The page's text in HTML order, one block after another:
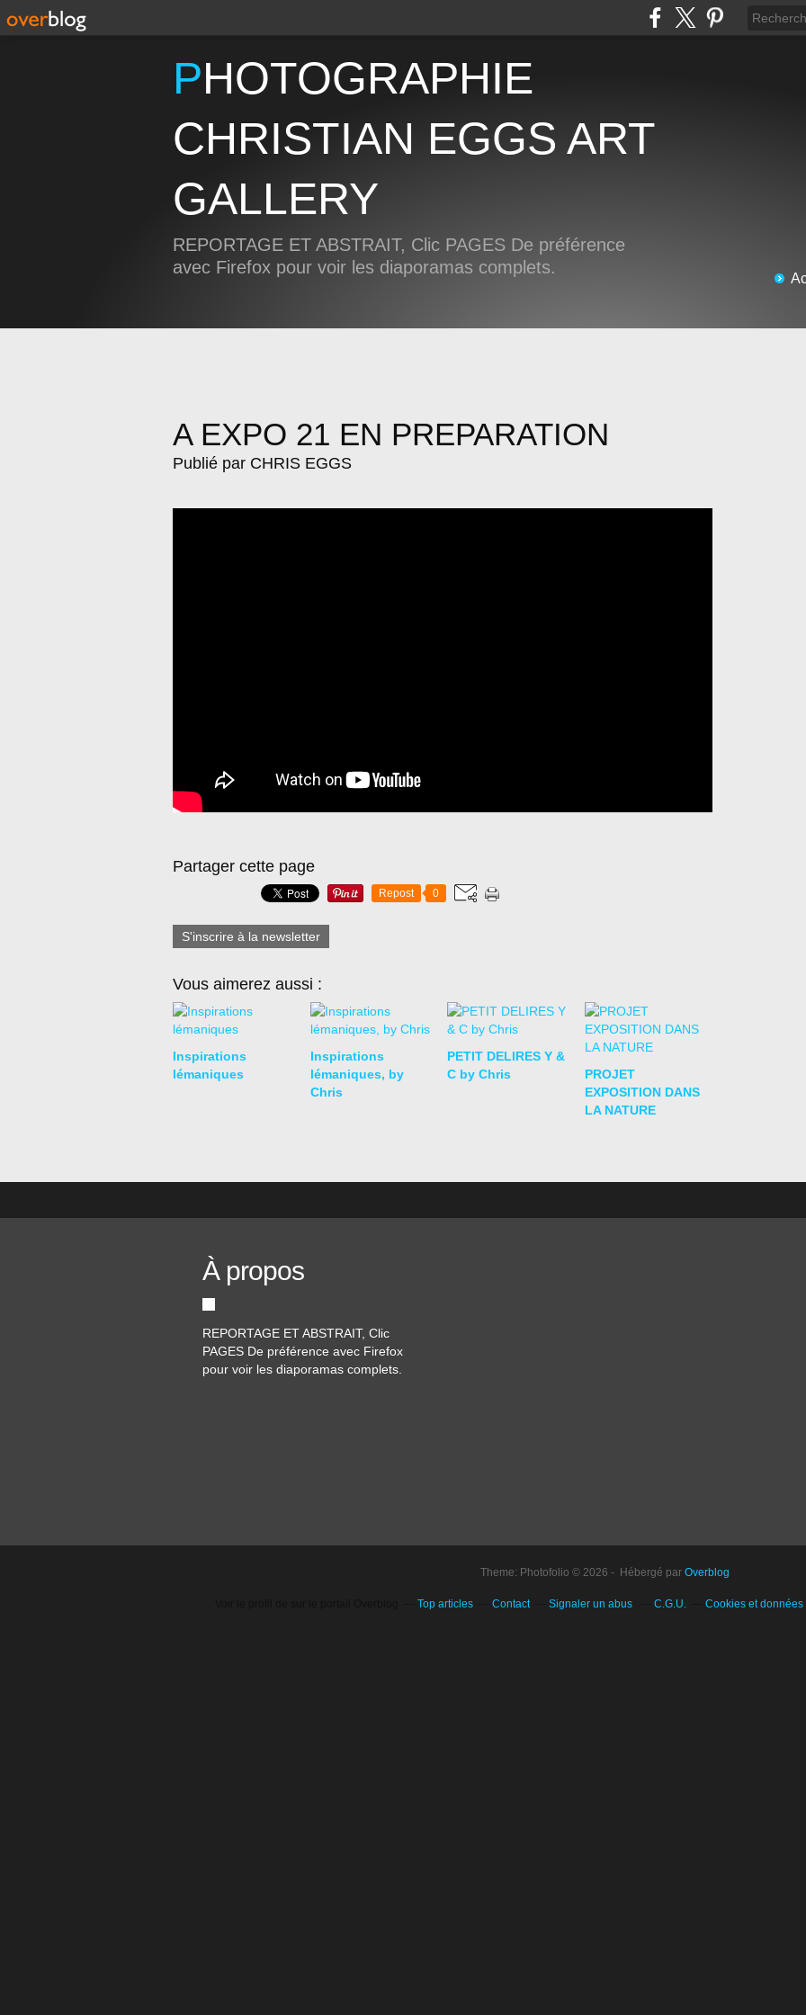
PHOTOGRAPHIE
CHRISTIAN EGGS ART
GALLERY
REPORTAGE ET ABSTRAIT, Clic PAGES De préférence
avec Firefox pour voir les diaporamas complets.
A EXPO 21 EN PREPARATION
Publié par CHRIS EGGS
Partager cette page
Repost 0
S'inscrire à la newsletter
Vous aimerez aussi :
Inspirations
lémaniques
Inspirations
lémaniques, by
Chris
PETIT DELIRES Y &
C by Chris
PROJET
EXPOSITION DANS
LA NATURE
À propos
REPORTAGE ET ABSTRAIT, Clic
PAGES De préférence avec Firefox
pour voir les diaporamas complets.
Theme: Photofolio © 2026 - Hébergé par Overblog
Top articles Contact Signaler un abus C.G.U. Cookies et